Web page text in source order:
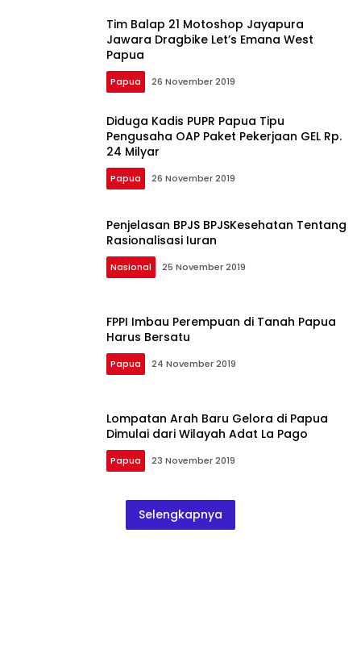
Tim Balap 21 Motoshop Jayapura
Jawara Dragbike Let’s Emana West
Papua
Papua 26 November 2019
Diduga Kadis PUPR Papua Tipu
Pengusaha OAP Paket Pekerjaan GEL Rp.
24 Milyar
Papua 26 November 2019
Penjelasan BPJS BPJSKesehatan Tentang
Rasionalisasi Iuran
Nasional 25 November 2019
FPPI Imbau Perempuan di Tanah Papua
Harus Bersatu
Papua 24 November 2019
Lompatan Arah Baru Gelora di Papua
Dimulai dari Wilayah Adat La Pago
Papua 23 November 2019
Selengkapnya